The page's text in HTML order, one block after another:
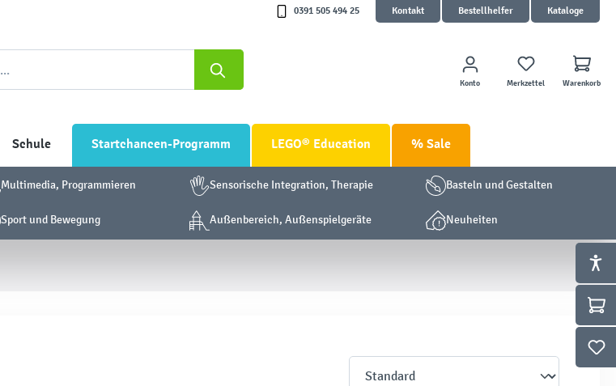
0391 505 494 25 Kontakt Bestellhelfer Kataloge
Konto Merkzettel Warenkorb
Schule Startchancen-Programm LEGO® Education % Sale
Multimedia, Programmieren Sensorische Integration, Therapie Basteln und Gestalten
Sport und Bewegung Außenbereich, Außenspielgeräte Neuheiten